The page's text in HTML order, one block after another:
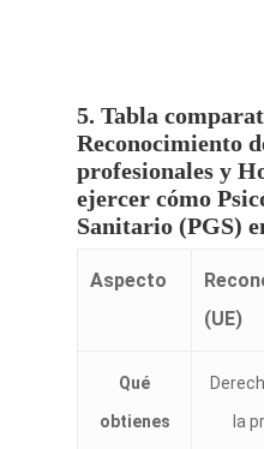
5. Tabla
Reconocimiento
profesionales y
ejercer cómo
Sanitario (PGS)
Aspecto
(UE)
Qué
obtienes
la